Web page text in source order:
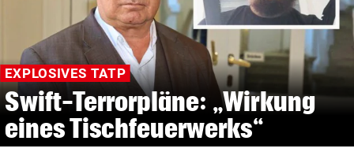
EXPLOSIVES TATP
Swift-Terrorpläne: „Wirkung
eines Tischfeuerwerks“